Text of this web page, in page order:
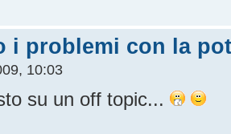
i problemi con la
10:03
su un off topic...